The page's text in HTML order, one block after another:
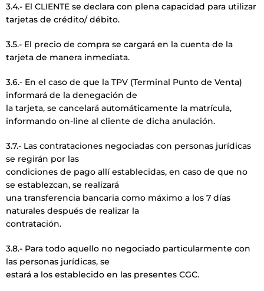
3.4.- El CLIENTE se declara con plena capacidad para utilizar
tarjetas de crédito/ débito.
3.5.- El precio de compra se cargará en la cuenta de la
tarjeta de manera inmediata.
3.6.- En el caso de que la TPV (Terminal Punto de Venta)
informará de la denegación de
la tarjeta, se cancelará automáticamente la matrícula,
informando on-line al cliente de dicha anulación.
3.7.- Las contrataciones negociadas con personas jurídicas
se regirán por las
condiciones de pago allí establecidas, en caso de que no
se establezcan, se realizará
una transferencia bancaria como máximo a los 7 días
naturales después de realizar la
contratación.
3.8.- Para todo aquello no negociado particularmente con
las personas jurídicas, se
estará a los establecido en las presentes CGC.